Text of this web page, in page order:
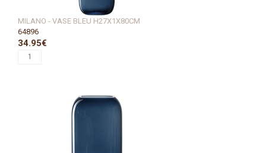
MILANO - VASE BLEU H27X1X80CM
64896
34.95€